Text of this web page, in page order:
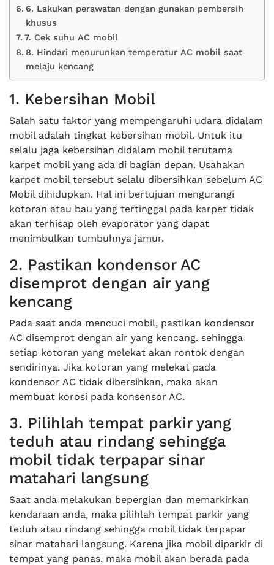
6. Lakukan perawatan dengan gunakan pembersih
khusus
7. Cek suhu AC mobil
8. Hindari menurunkan temperatur AC mobil saat
melaju kencang
1. Kebersihan Mobil
Salah satu faktor yang mempengaruhi udara didalam
mobil adalah tingkat kebersihan mobil. Untuk itu
selalu jaga kebersihan didalam mobil terutama
karpet mobil yang ada di bagian depan. Usahakan
karpet mobil tersebut selalu dibersihkan sebelum AC
Mobil dihidupkan. Hal ini bertujuan mengurangi
kotoran atau bau yang tertinggal pada karpet tidak
akan terhisap oleh evaporator yang dapat
menimbulkan tumbuhnya jamur.
2. Pastikan kondensor AC
disemprot dengan air yang
kencang
Pada saat anda mencuci mobil, pastikan kondensor
AC disemprot dengan air yang kencang. sehingga
setiap kotoran yang melekat akan rontok dengan
sendirinya. Jika kotoran yang melekat pada
kondensor AC tidak dibersihkan, maka akan
membuat korosi pada konsensor AC.
3. Pilihlah tempat parkir yang
teduh atau rindang sehingga
mobil tidak terpapar sinar
matahari langsung
Saat anda melakukan bepergian dan memarkirkan
kendaraan anda, maka pilihlah tempat parkir yang
teduh atau rindang sehingga mobil tidak terpapar
sinar matahari langsung. Karena jika mobil diparkir di
tempat yang panas, maka mobil akan berada pada